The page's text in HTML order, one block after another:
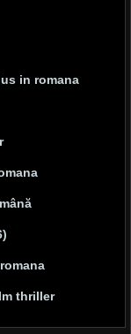
in romana
thriller